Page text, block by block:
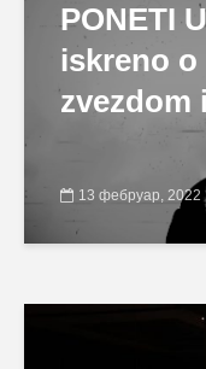
PONETI
iskreno
zvezdom
13 фебруар, 2022